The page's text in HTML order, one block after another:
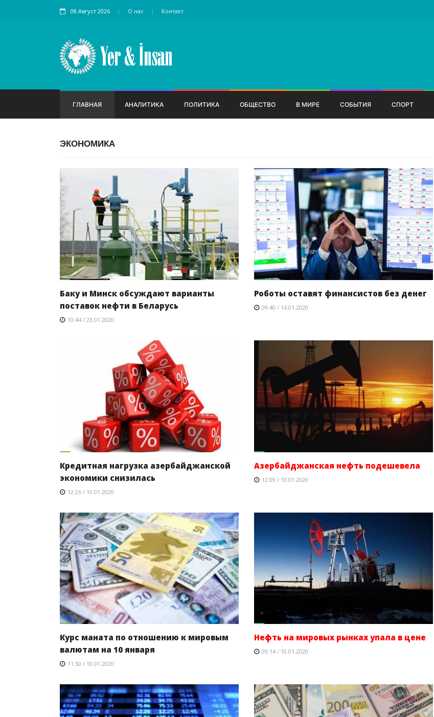
08 Август 2026 О нас Контакт
ГЛАВНАЯ АНАЛИТИКА ПОЛИТИКА ОБЩЕСТВО В МИРЕ СОБЫТИЯ СПОРТ
ЭКОНОМИКА
Баку и Минск обсуждают варианты
поставок нефти в Беларусь
10:44 / 23.01.2020
Роботы оставят финансистов без денег
09:40 / 14.01.2020
Кредитная нагрузка азербайджанской
экономики снизилась
12:26 / 10.01.2020
Азербайджанская нефть подешевела
12:09 / 10.01.2020
Курс маната по отношению к мировым
валютам на 10 января
11:50 / 10.01.2020
Нефть на мировых рынках упала в цене
09:14 / 10.01.2020